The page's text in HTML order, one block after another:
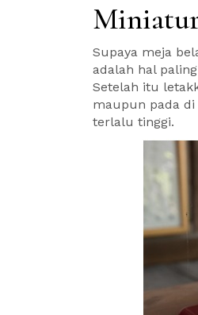
Supaya meja
adalah hal
Setelah itu
maupun pada
terlalu tinggi.